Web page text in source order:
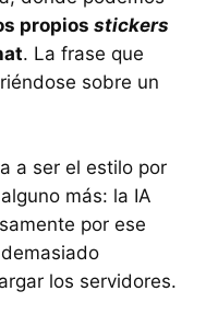
propios stickers
. La frase que
sobre un
a ser el estilo por
más: la IA
por ese
los servidores.